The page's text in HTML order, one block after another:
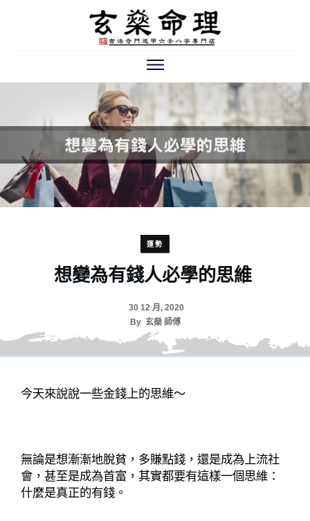
運勢
想變為有錢人必學的思維
30 12 月, 2020
By 玄燊 師傅
今天來說說一些金錢上的思維～
無論是想漸漸地脫貧，多賺點錢，還是成為上流社
會，甚至是成為首富，其實都要有這樣一個思維：
什麼是真正的有錢。